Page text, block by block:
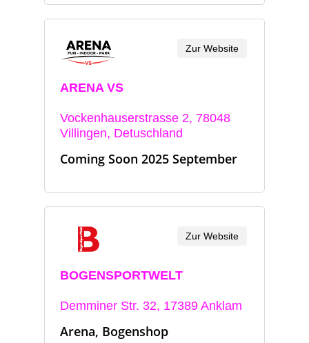
ARENA VS
Vockenhauserstrasse 2, 78048
Villingen, Detuschland
Coming Soon 2025 September
Zur Website
BOGENSPORTWELT
Demminer Str. 32, 17389 Anklam
Arena, Bogenshop
Zur Website